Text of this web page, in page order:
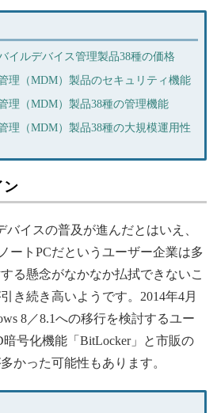
イルデバイス管理製品38種の価格
理（MDM）製品のセキュリティ機能
理（MDM）製品38種の管理機能
理（MDM）製品38種の大規模運用性
ン
イスの普及が進んだとはいえ、
ートPCだというユーザー企業は多
る懸念がなかなか払拭できないこ
き続き高いようです。2014年4月
8／8.1への移行を検討するユー
号化機能「BitLocker」と市販の
かった可能性もあります。